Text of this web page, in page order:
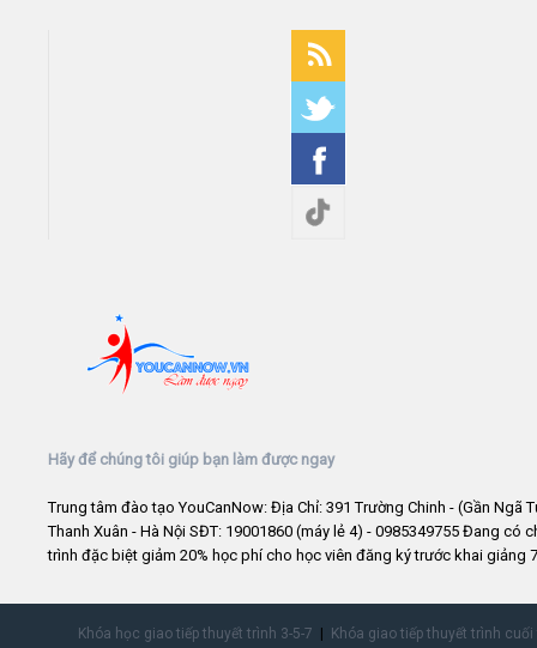
Hãy để chúng tôi giúp bạn làm được ngay
Trung tâm đào tạo YouCanNow: Địa Chỉ: 391 Trường Chinh - (Gần Ngã
Thanh Xuân - Hà Nội SĐT: 19001860 (máy lẻ 4) - 0985349755 Đang có
trình đặc biệt giảm 20% học phí cho học viên đăng ký trước khai giảng
Khóa học giao tiếp thuyết trình 3-5-7
Khóa giao tiếp thuyết trình